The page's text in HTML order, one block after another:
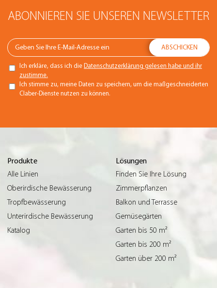
ABONNIEREN SIE UNSEREN NEWSLETTER
Ich erkläre, dass ich die Datenschutzerklärung gelesen habe und ihr
zustimme.
Ich stimme zu, meine Daten zu speichern, um die maßgeschneiderten
Claber-Dienste nutzen zu können.
Produkte
Alle Linien
Oberirdische Bewässerung
Tropfbewässerung
Unterirdische Bewässerung
Katalog
Lösungen
Finden Sie Ihre Lösung
Zimmerpflanzen
Balkon und Terrasse
Gemüsegärten
Garten bis 50 m²
Garten bis 200 m²
Garten über 200 m²